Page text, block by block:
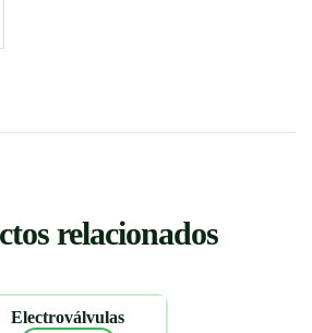
relacionados
Electroválvulas